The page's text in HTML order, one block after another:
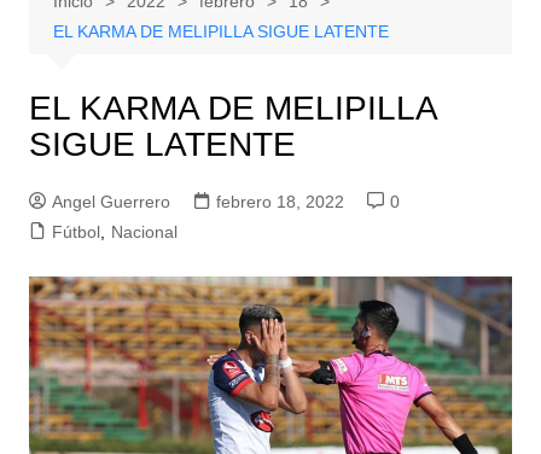
EL KARMA DE MELIPILLA SIGUE LATENTE
EL KARMA DE MELIPILLA
SIGUE LATENTE
Angel Guerrero febrero 18, 2022
0
Fútbol, Nacional